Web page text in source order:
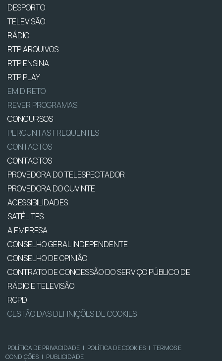
DESPORTO
TELEVISÃO
RÁDIO
RTP ARQUIVOS
RTP ENSINA
RTP PLAY
EM DIRETO
REVER PROGRAMAS
CONCURSOS
PERGUNTAS FREQUENTES
CONTACTOS
CONTACTOS
PROVEDORA DO TELESPECTADOR
PROVEDORA DO OUVINTE
ACESSIBILIDADES
SATÉLITES
A EMPRESA
CONSELHO GERAL INDEPENDENTE
CONSELHO DE OPINIÃO
CONTRATO DE CONCESSÃO DO SERVIÇO PÚBLICO DE
RÁDIO E TELEVISÃO
RGPD
GESTÃO DAS DEFINIÇÕES DE COOKIES
POLÍTICA DE PRIVACIDADE | POLÍTICA DE COOKIES | TERMOS E
CONDIÇÕES | PUBLICIDADE